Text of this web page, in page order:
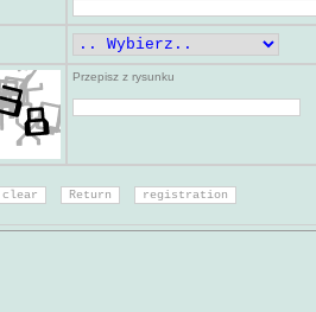
Przepisz z rysunku